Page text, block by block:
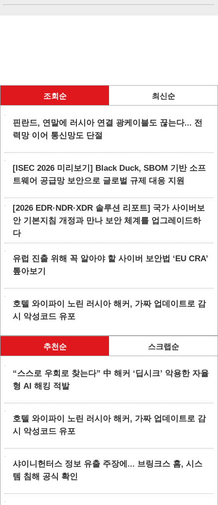
조회순 최신순
핀란드, 연말에 러시아 연결 광케이블도 끊는다... 전
력망 이어 통신망도 단절
[ISEC 2026 미리보기] Black Duck, SBOM 기반 소프
트웨어 공급망 보안으로 글로벌 규제 대응 지원
[2026 EDR·NDR·XDR 솔루션 리포트] 국가 사이버보
안 기본지침 개정과 만나 보안 체계를 업그레이드하
다
유럽 진출 위해 꼭 알아야 할 사이버 보안법 ‘EU CRA’
톺아보기
호텔 와이파이 노린 러시아 해커, 가짜 업데이트로 감
시 악성코드 유포
추천순 스크랩순
“스스로 우회로 찾는다” 中 해커 ‘딥시크’ 악용한 자율
형 AI 해킹 적발
호텔 와이파이 노린 러시아 해커, 가짜 업데이트로 감
시 악성코드 유포
샤이니헌터스 정보 유출 주장에... 브링크스 홈, 시스
템 침해 공식 확인